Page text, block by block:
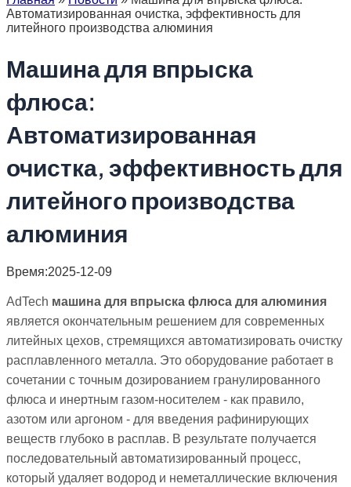
Автоматизированная очистка, эффективность для
литейного производства алюминия
Машина для впрыска
флюса:
Автоматизированная
очистка, эффективность для
литейного производства
алюминия
Время:2025-12-09
AdTech машина для впрыска флюса для алюминия
является окончательным решением для современных
литейных цехов, стремящихся автоматизировать очистку
расплавленного металла. Это оборудование работает в
сочетании с точным дозированием гранулированного
флюса и инертным газом-носителем - как правило,
азотом или аргоном - для введения рафинирующих
веществ глубоко в расплав. В результате получается
последовательный автоматизированный процесс,
который удаляет водород и неметаллические включения